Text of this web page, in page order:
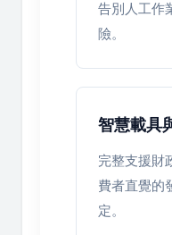
告別人工作
險。
智慧載具
完整支援財
費者直覺的
定。